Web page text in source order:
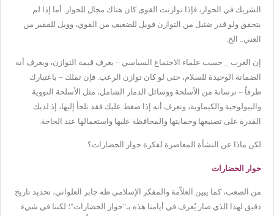
الشريك في الحوار، فإذا توازنت القوى كان هناك مجال للحوار. أما إذا لم
يتحقق ولو قدر ضئيل من التوازن فويل للضعيف من القوي، وويل للفقير من
الغني.. الخ.
إن الغرب _ حسب علماء الاجتماع السياسي – يعرف قيمة التوازن، ويعرف أنه
الضمانة الوحيدة للسلام، حتى لو كان توازن الرعب. فإن تملك – باعتبارك
طرفاً – ترسانة من الأسلحة ووسائل الدمار الشامل، مثل الأسلحة النووية
والبيولوجية والكيماوية، وتعرف أنه إذا ضغط عليك فقد تلجأ إليها، إذ لديك
القدرة على تصنيعها وحمايتها والمحافظة عليها واستعمالها عند الحاجة.
لكن ماذا عن النشأة المعاصرة لفكرة حوار الحضارات؟
حوار الحضارات
من الصعب، كما يبين العلاّمة والمفكر الإسلامي طه جابر العلواني، تحديد تاريخ
دقيق لهذا الذي صار يُعرف في أيامنا هذه بـ"حوار الحضارات"؛ لكننا في شيء